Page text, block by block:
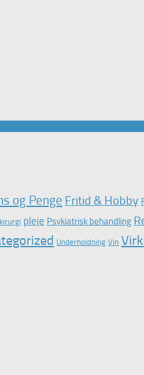
og Penge Fritid & Hobby
pleje Psykiatrisk behandling
Underholdning Vin